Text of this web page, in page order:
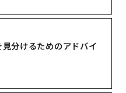
分けるためのアドバイ